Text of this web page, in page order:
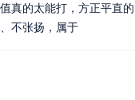
真的太能打，方正平直的
不张扬，属于